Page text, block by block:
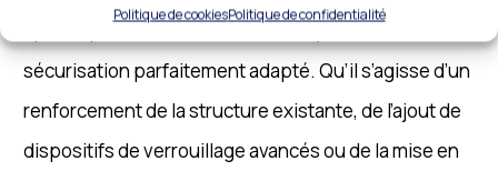
Politique de cookiesPolitique de confidentialité
spécifiques afin de concevoir un système de
sécurisation parfaitement adapté. Qu’il s’agisse d’un
renforcement de la structure existante, de l’ajout de
dispositifs de verrouillage avancés ou de la mise en